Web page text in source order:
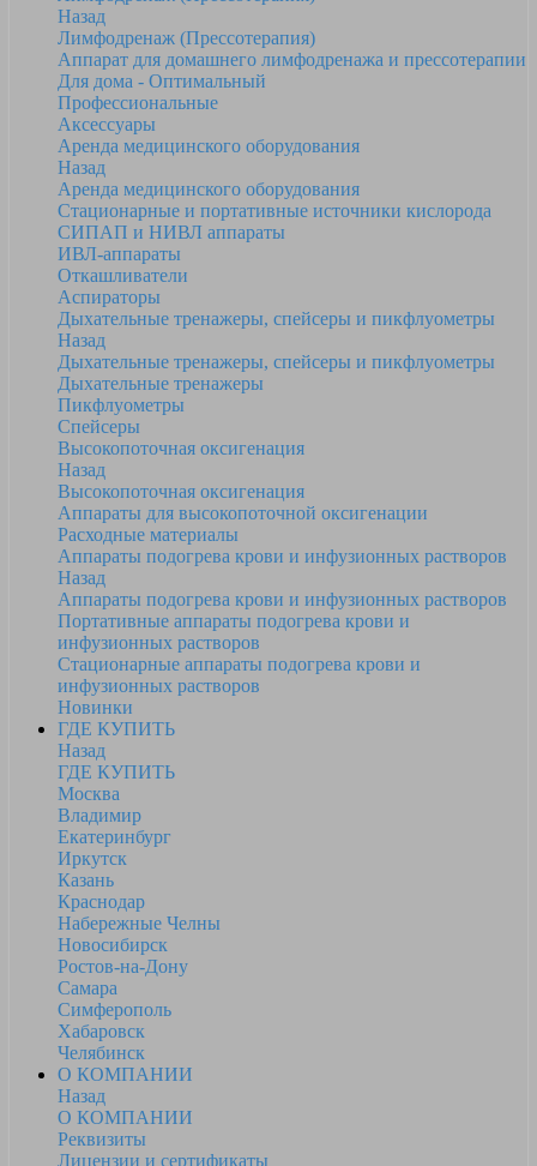
Назад
Лимфодренаж (Прессотерапия)
Аппарат для домашнего лимфодренажа и прессотерапии
Для дома - Оптимальный
Профессиональные
Аксессуары
Аренда медицинского оборудования
Назад
Аренда медицинского оборудования
Стационарные и портативные источники кислорода
СИПАП и НИВЛ аппараты
ИВЛ-аппараты
Откашливатели
Аспираторы
Дыхательные тренажеры, спейсеры и пикфлуометры
Назад
Дыхательные тренажеры, спейсеры и пикфлуометры
Дыхательные тренажеры
Пикфлуометры
Спейсеры
Высокопоточная оксигенация
Назад
Высокопоточная оксигенация
Аппараты для высокопоточной оксигенации
Расходные материалы
Аппараты подогрева крови и инфузионных растворов
Назад
Аппараты подогрева крови и инфузионных растворов
Портативные аппараты подогрева крови и
инфузионных растворов
Стационарные аппараты подогрева крови и
инфузионных растворов
Новинки
ГДЕ КУПИТЬ
Назад
ГДЕ КУПИТЬ
Москва
Владимир
Екатеринбург
Иркутск
Казань
Краснодар
Набережные Челны
Новосибирск
Ростов-на-Дону
Самара
Симферополь
Хабаровск
Челябинск
О КОМПАНИИ
Назад
О КОМПАНИИ
Реквизиты
Лицензии и сертификаты